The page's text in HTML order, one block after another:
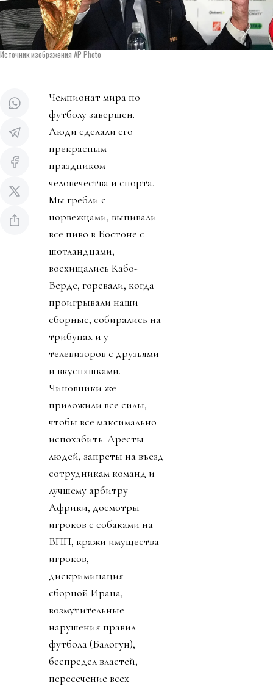
Источник изображения AP Photo
Чемпионат мира по
футболу завершен.
Люди сделали его
прекрасным
праздником
человечества и спорта.
Мы гребли с
норвежцами, выпивали
все пиво в Бостоне с
шотландцами,
восхищались Кабо-
Верде, горевали, когда
проигрывали наши
сборные, собирались на
трибунах и у
телевизоров с друзьями
и вкусняшками.
Чиновники же
приложили все силы,
чтобы все максимально
испохабить. Аресты
людей, запреты на въезд
сотрудникам команд и
лучшему арбитру
Африки, досмотры
игроков с собаками на
ВПП, кражи имущества
игроков,
дискриминация
сборной Ирана,
возмутительные
нарушения правил
футбола (Балогун),
беспредел властей,
пересечение всех